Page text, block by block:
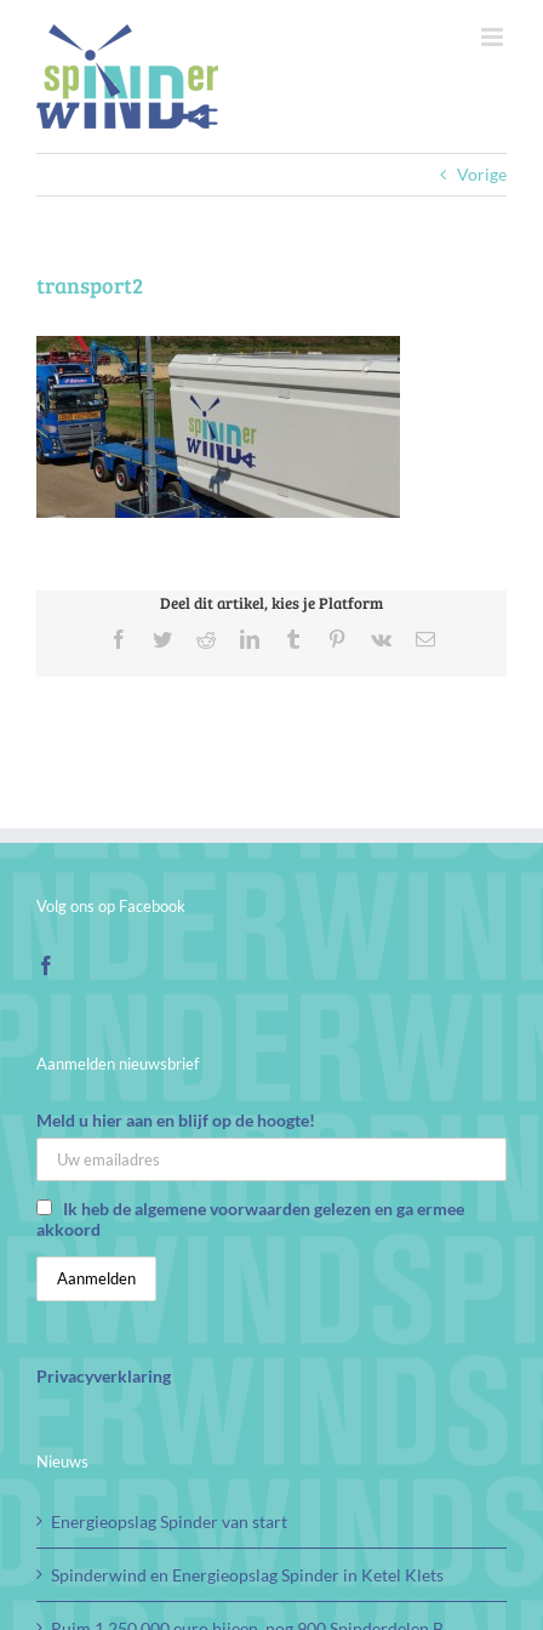
inhoud
Vorige
transport2
Deel dit artikel, kies je Platform
Facebook
TwitterRedditLinkedInTumblr Pinterest
Vk
E-
Volg ons op Facebook
Aanmelden nieuwsbrief
Meld u hier aan en blijf op de hoogte!
Ik heb de algemene voorwaarden gelezen en ga ermee
akkoord
Privacyverklaring
Nieuws
Energieopslag Spinder van start
Spinderwind en Energieopslag Spinder in Ketel Klets